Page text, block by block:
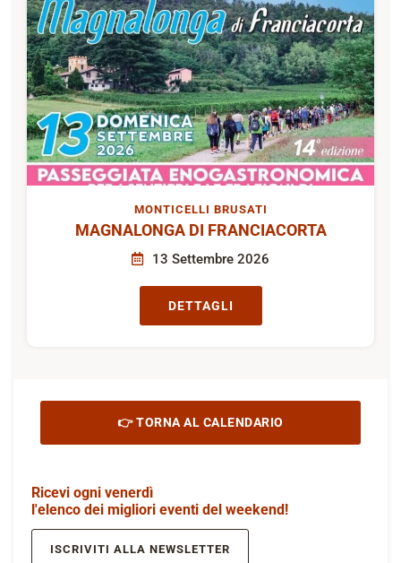
MONTICELLI BRUSATI
MAGNALONGA DI FRANCIACORTA
13 Settembre 2026
DETTAGLI
👉 TORNA AL CALENDARIO
Ricevi ogni venerdì
l'elenco dei migliori eventi del weekend!
ISCRIVITI ALLA NEWSLETTER